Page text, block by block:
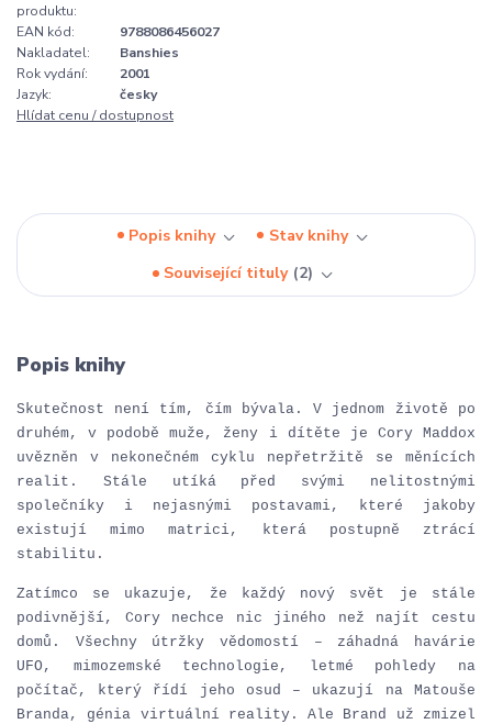
produktu:
EAN kód:
9788086456027
Nakladatel:
Banshies
Rok vydání:
2001
Jazyk:
česky
Hlídat cenu / dostupnost
Popis knihy
Stav knihy
Související tituly 2
Popis knihy
Skutečnost není tím, čím bývala. V jednom životě po
druhém, v podobě muže, ženy i dítěte je Cory Maddox
uvězněn v nekonečném cyklu nepřetržitě se měnících
realit. Stále utíká před svými nelitostnými
společníky i nejasnými postavami, které jakoby
existují mimo matrici, která postupně ztrácí
stabilitu.
Zatímco se ukazuje, že každý nový svět je stále
podivnější, Cory nechce nic jiného než najít cestu
domů. Všechny útržky vědomostí – záhadná havárie
UFO, mimozemské technologie, letmé pohledy na
počítač, který řídí jeho osud – ukazují na Matouše
Branda, génia virtuální reality. Ale Brand už zmizel